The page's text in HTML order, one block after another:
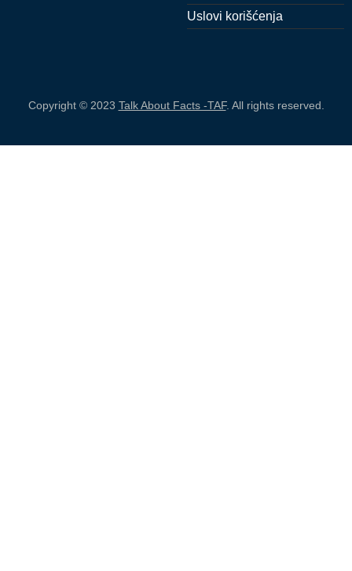
Uslovi korišćenja
Copyright © 2023 Talk About Facts -TAF. All rights reserved.